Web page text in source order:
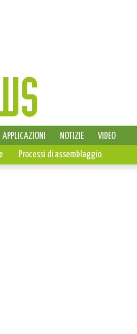
APPLICAZIONI NOTIZIE
VIDEO
Processi di assemblaggio